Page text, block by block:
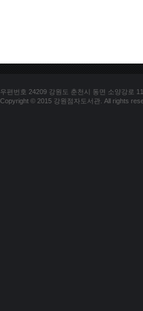
우편번호 24209 강원도 춘천시 동면 소양강로
Copyright © 2015 강원점자도서관. All rights